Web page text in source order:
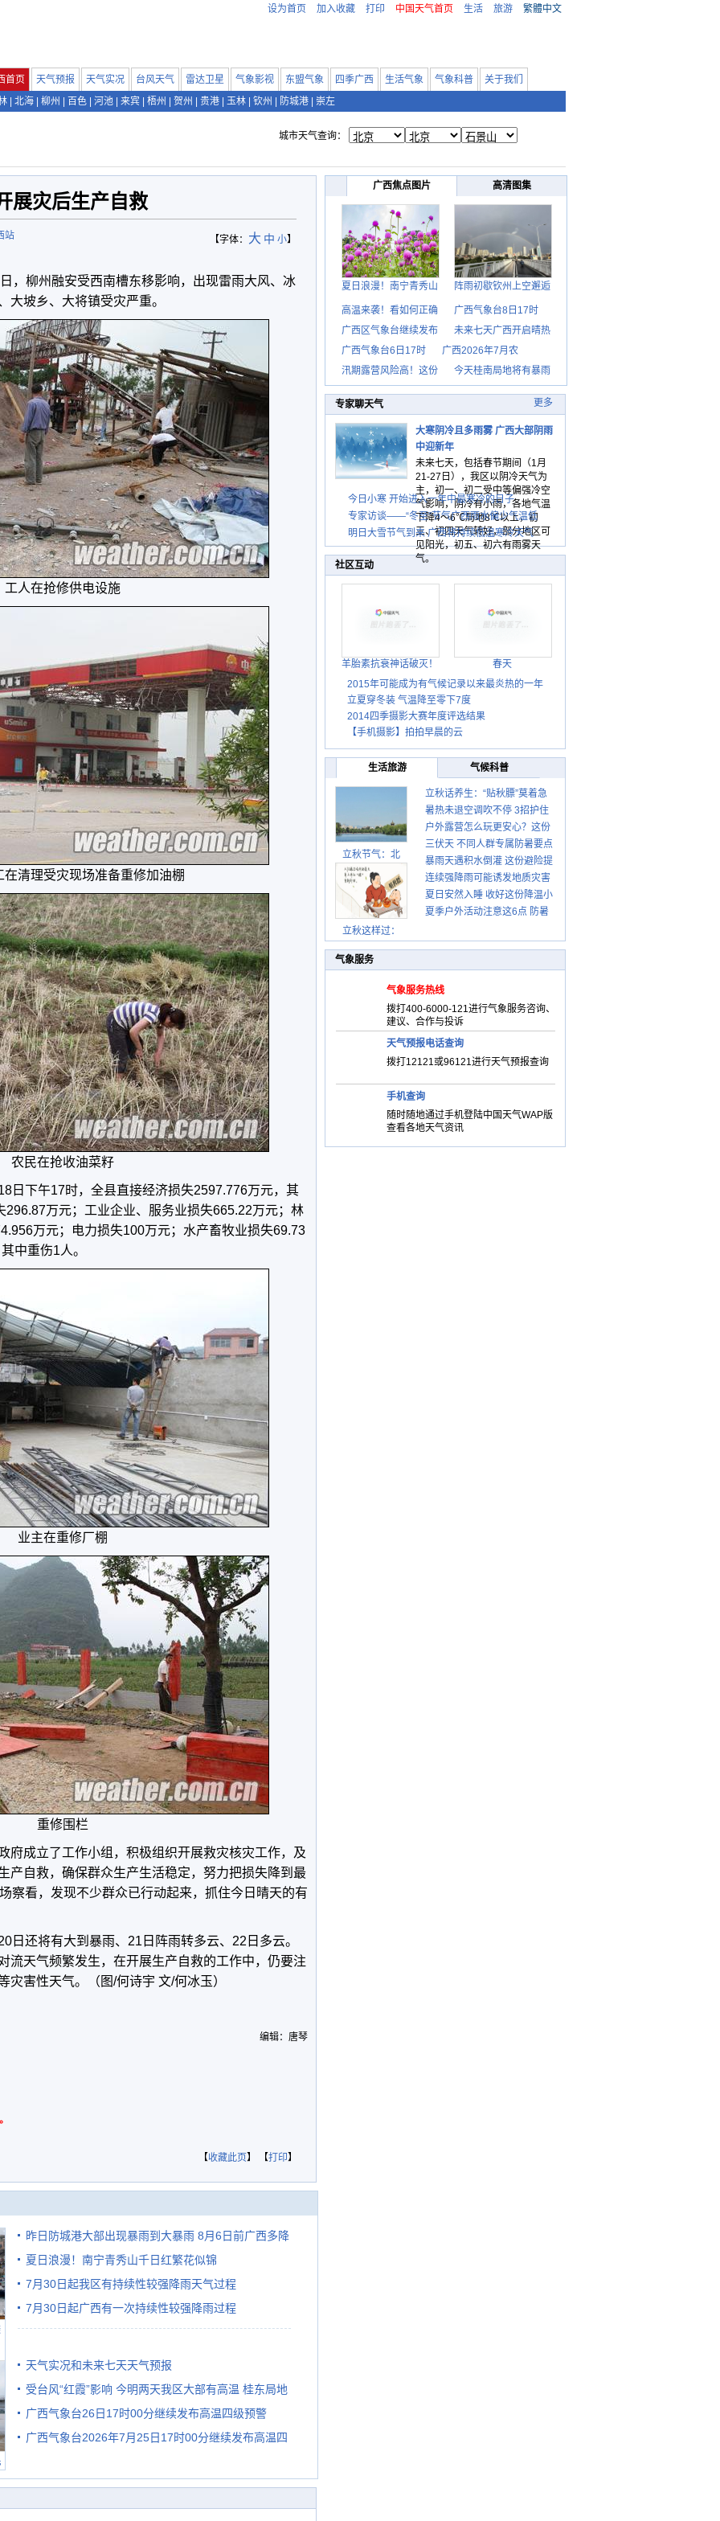
设为首页 加入收藏 打印 中国天气首页 生活 旅游 繁體中文
首页 天气预报 天气实况 台风天气 雷达卫星 气象影视 东盟气象 四季广西 生活气象 气象科普
关于我们
北海 柳州 百色 河池 来宾 梧州 贺州 贵港 玉林 钦州 防城港 崇左
城市天气查询：
展灾后生产自救
【字体： 大 中 小】
站
，柳州融安受西南槽东移影响，出现雷雨大风、冰
大坡乡、大将镇受灾严重。
工人在抢修供电设施
在清理受灾现场准备重修加油棚
农民在抢收油菜籽
日下午17时，全县直接经济损失2597.776万元，其
万元；工业企业、服务业损失665.22万元；林
万元；电力损失100万元；水产畜牧业损失69.73
中重伤1人。
业主在重修厂棚
重修围栏
府成立了工作小组，积极组织开展救灾核灾工作，及
产自救，确保群众生产生活稳定，努力把损失降到最
察看，发现不少群众已行动起来，抓住今日晴天的有
日还将有大到暴雨、21日阵雨转多云、22日多云。
流天气频繁发生，在开展生产自救的工作中，仍要注
灾害性天气。（图/何诗宇 文/何冰玉）
编辑：唐琴
【收藏此页】 【打印】
昨日防城港大部出现暴雨到大暴雨 8月6日前广西多降
雨
夏日浪漫！南宁青秀山千日红繁花似锦
7月30日起我区有持续性较强降雨天气过程
7月30日起广西有一次持续性较强降雨过程
天气实况和未来七天天气预报
受台风“红霞”影响 今明两天我区大部有高温 桂东局地
有较强降雨
广西气象台26日17时00分继续发布高温四级预警
广西气象台2026年7月25日17时00分继续发布高温四
广西焦点图片 高清图集
夏日浪漫！南宁青秀山 阵雨初歇钦州上空邂逅
高温来袭！看如何正确
广西气象台8日17时
广西区气象台继续发布
未来七天广西开启晴热
广西气象台6日17时
广西2026年7月农
汛期露营风险高！这份
今天桂南局地将有暴雨
专家聊天气 更多
大寒阴冷且多雨雾 广西大部阴雨
中迎新年
未来七天，包括春节期间（1月
21-27日），我区以阴冷天气为
主，初一、初二受中等偏强冷空
气影响，阴冷有小雨，各地气温
下降4～6℃局地8℃以上，初
三、初四天气转好，部分地区可
见阳光，初五、初六有雨雾天
气。
今日小寒 开始进入一年中最寒冷的日子
专家访谈——“冬至”节气广西雨水偏少气温低
明日大雪节气到来 广西将持续低温寒冷天气
社区互动
羊胎素抗衰神话破灭！
春天
2015年可能成为有气候记录以来最炎热的一年
立夏穿冬装 气温降至零下7度
2014四季摄影大赛年度评选结果
【手机摄影】拍拍早晨的云
生活旅游 气候科普
立秋节气：北
立秋这样过：
立秋话养生：“贴秋膘”莫着急
先清暑再防燥
暑热未退空调吹不停 3招护住
肩颈不酸痛
户外露营怎么玩更安心？这份
攻略请收好
三伏天 不同人群专属防暑要点
请收好
暴雨天遇积水倒灌 这份避险提
示请收好
连续强降雨可能诱发地质灾害
这些前兆要知道
夏日安然入睡 收好这份降温小
贴士
夏季户外活动注意这6点 防暑
气象服务
气象服务热线
拨打400-6000-121进行气象服务咨询、
建议、合作与投诉
天气预报电话查询
拨打12121或96121进行天气预报查询
手机查询
随时随地通过手机登陆中国天气WAP版
查看各地天气资讯